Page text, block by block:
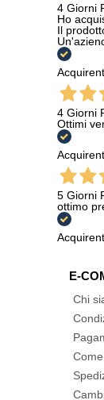
4 Giorni
Ho
Il
4 Giorni
Ottimi
5 Giorni
ottimo
E-
Chi